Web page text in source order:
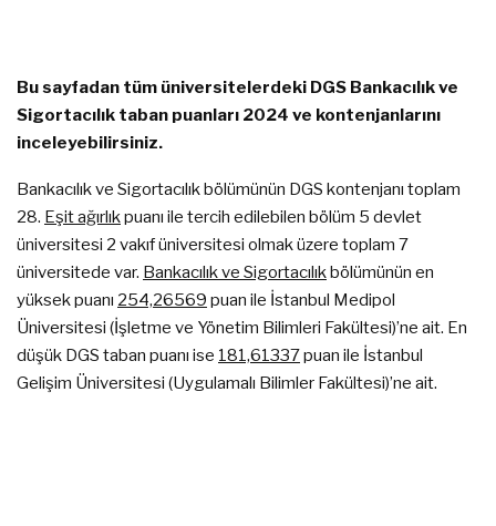
Bu sayfadan tüm üniversitelerdeki DGS Bankacılık ve
Sigortacılık taban puanları 2024 ve kontenjanlarını
inceleyebilirsiniz.
Bankacılık ve Sigortacılık bölümünün DGS kontenjanı toplam
28. Eşit ağırlıkpuanı ile tercih edilebilen bölüm 5 devlet
üniversitesi 2 vakıf üniversitesi olmak üzere toplam 7
üniversitede var. Bankacılık ve Sigortacılıkbölümünün en
yüksek puanı 254,26569 puan ile İstanbul Medipol
Üniversitesi (İşletme ve Yönetim Bilimleri Fakültesi)’ne ait. En
düşük DGS taban puanı ise 181,61337puan ile İstanbul
Gelişim Üniversitesi (Uygulamalı Bilimler Fakültesi)’ne ait.